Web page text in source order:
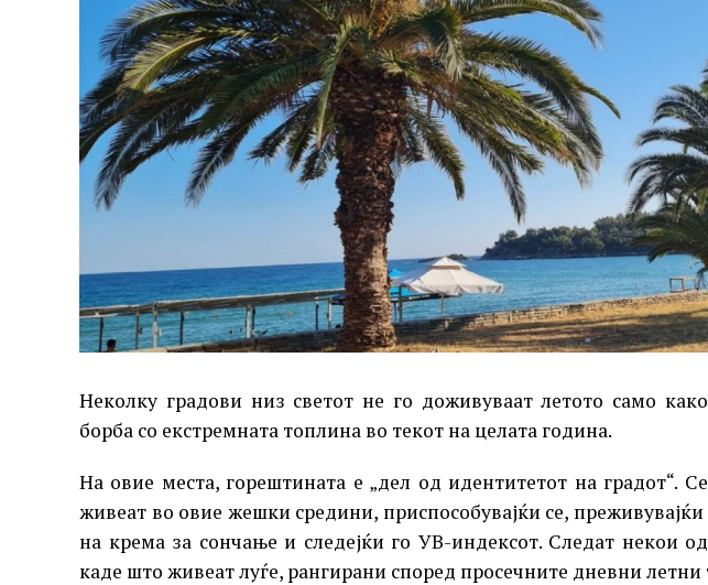
Неколку градови низ светот не го доживуваат летото само
борба со екстремната топлина во текот на целата година.
На овие места, горештината е „дел од идентитетот на градот“.
живеат во овие жешки средини, приспособувајќи се, преживувајќи
на крема за сончање и следејќи го УВ-индексот. Следат некои
каде што живеат луѓе, рангирани според просечните дневни летни